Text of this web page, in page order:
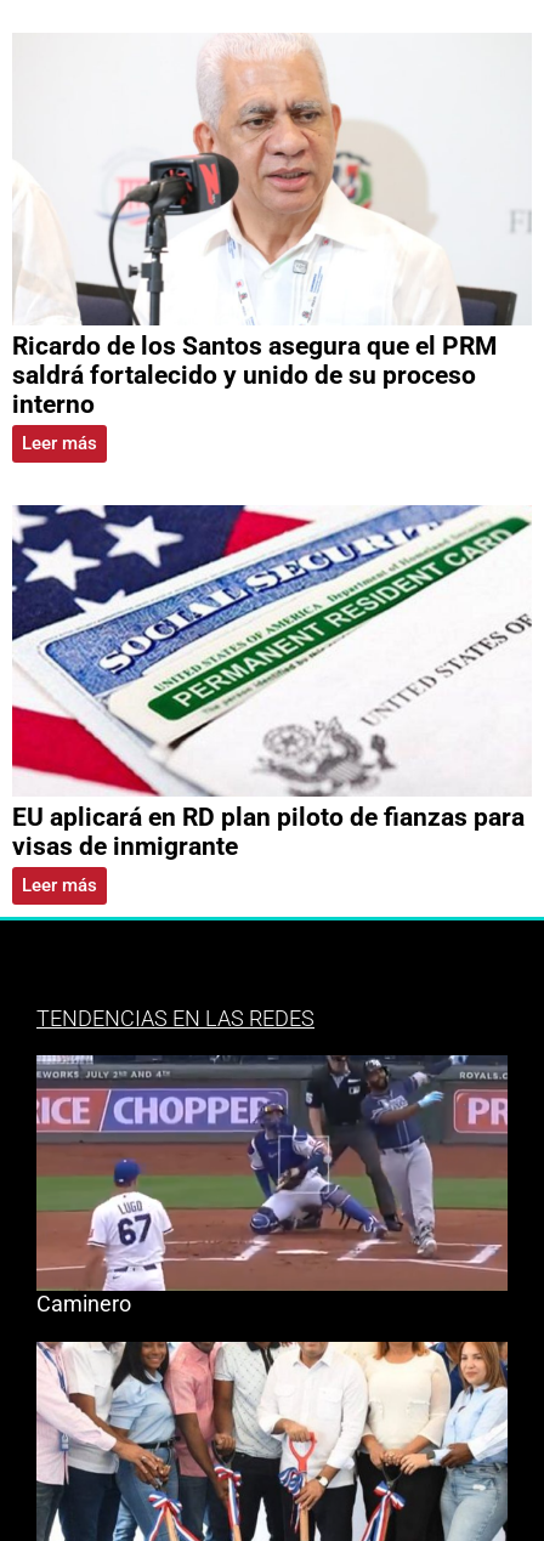
Ricardo de los Santos asegura que el PRM
saldrá fortalecido y unido de su proceso
interno
Leer más
EU aplicará en RD plan piloto de fianzas para
visas de inmigrante
Leer más
TENDENCIAS EN LAS REDES
Caminero